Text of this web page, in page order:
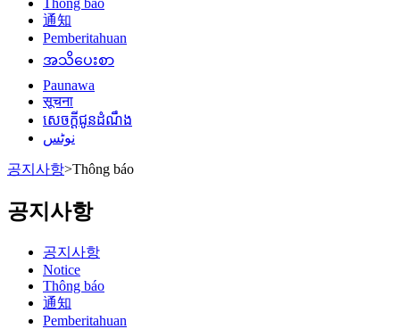
通知
Pemberitahuan
အသိပေးစာ
Paunawa
सूचना
សេចក្តីជូនដំណឹង
نوٹس
공지사항>Thông báo
공지사항
공지사항
Notice
Thông báo
通知
Pemberitahuan